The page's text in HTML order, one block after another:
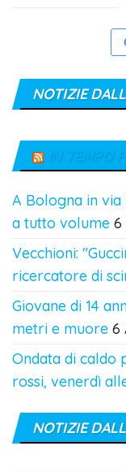
NOTIZIE
IN TEMPO
A Bologna in via
a tutto volume 6
Vecchioni:
ricercatore di
Giovane di 14
metri e muore 6
Ondata di caldo
rossi, venerdì
NOTIZIE